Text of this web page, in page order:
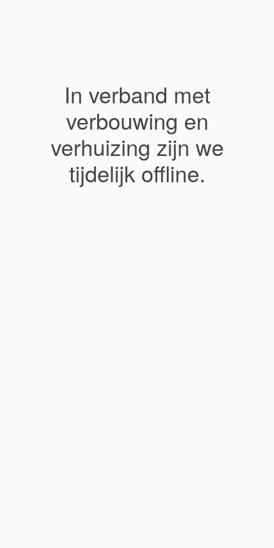
In verband met
verbouwing en
verhuizing zijn we
tijdelijk offline.